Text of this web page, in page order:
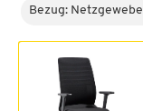
Bezug: Netzgewebe